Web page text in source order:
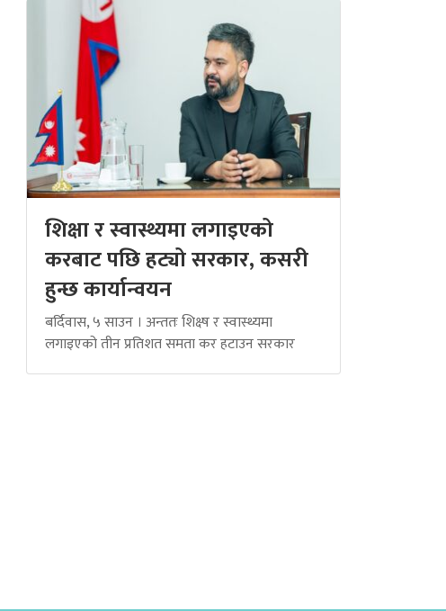
शिक्षा र स्वास्थ्यमा लगाइएको
करबाट पछि हट्यो सरकार, कसरी
हुन्छ कार्यान्वयन
बर्दिवास, ५ साउन । अन्ततः शिक्ष्ष र स्वास्थ्यमा
लगाइएको तीन प्रतिशत समता कर हटाउन सरकार